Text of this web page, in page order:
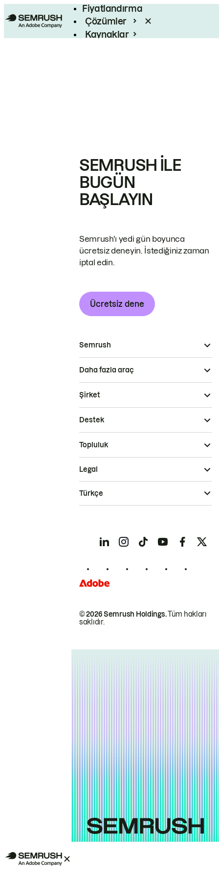
Fiyatlandırma
Çözümler
Kaynaklar
SEMRUSH ILE
BUGÜN
BAŞLAYIN
Semrush'ı yedi gün boyunca
ücretsiz deneyin. İstediğiniz zaman
iptal edin.
Ücretsiz dene
Semrush
Daha fazla araç
Şirket
Destek
Topluluk
© 2026 Semrush Holdings.Tüm hakları
saklıdır.
Legal
Türkçe